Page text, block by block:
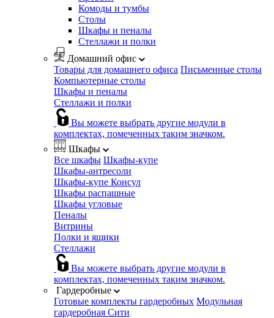
Комоды и тумбы
Столы
Шкафы и пеналы
Стеллажи и полки
Домашний офис
Товары для домашнего офиса Письменные столы
Компьютерные столы
Шкафы и пеналы
Стеллажи и полки
Вы можете выбрать другие модули в
комплектах, помеченных таким значком.
Шкафы
Все шкафы Шкафы-купе
Шкафы-антресоли
Шкафы-купе Консул
Шкафы распашные
Шкафы угловые
Пеналы
Витрины
Полки и ящики
Стеллажи
Вы можете выбрать другие модули в
комплектах, помеченных таким значком.
Гардеробные
Готовые комплекты гардеробных Модульная
гардеробная Сити